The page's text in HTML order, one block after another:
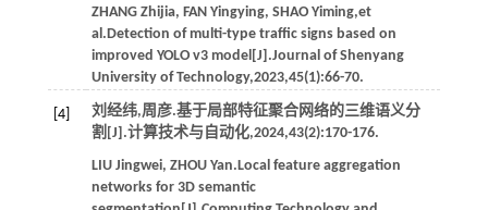
ZHANG Zhijia, FAN Yingying, SHAO Yiming,et
al .Detection of multi-type traffic signs based on
improved YOLO v3 model[J].Journal of Shenyang
University of Technology,2023,45(1):66-70.
[4]
刘经纬,周彦.基于局部特征聚合网络的三维语义分
割[J].计算技术与自动化,2024,43(2):170-176.
LIU Jingwei, ZHOU Yan.Local feature aggregation
networks for 3D semantic